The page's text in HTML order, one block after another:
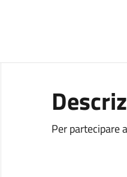
Per partecipare